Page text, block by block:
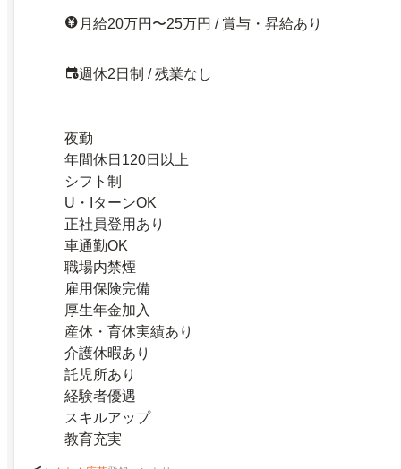
月給20万円〜25万円 / 賞与・昇給あり
週休2日制 / 残業なし
夜勤
年間休日120日以上
シフト制
U・IターンOK
正社員登用あり
車通勤OK
職場内禁煙
雇用保険完備
厚生年金加入
産休・育休実績あり
介護休暇あり
託児所あり
経験者優遇
スキルアップ
教育充実